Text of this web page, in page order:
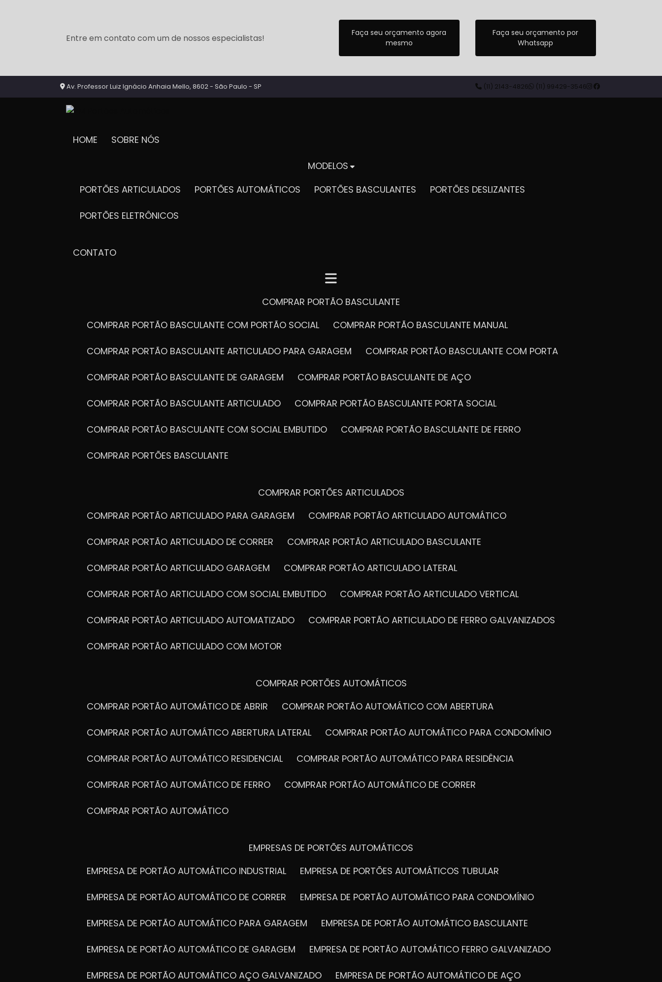
Entre em contato com um de nossos especialistas!
Faça seu orçamento agora
mesmo
Faça seu orçamento por
Whatsapp
Av. Professor Luiz Ignácio Anhaia Mello, 8602 - São Paulo - SP (11) 2143-4826 (11) 99429-3546
HOME SOBRE NÓS
MODELOS
PORTÕES ARTICULADOS
PORTÕES AUTOMÁTICOS PORTÕES BASCULANTES PORTÕES DESLIZANTES
PORTÕES ELETRÔNICOS
CONTATO
COMPRAR PORTÃO BASCULANTE
COMPRAR PORTÃO BASCULANTE COM PORTÃO SOCIAL
COMPRAR PORTÃO BASCULANTE MANUAL
COMPRAR PORTÃO BASCULANTE ARTICULADO PARA GARAGEM COMPRAR PORTÃO BASCULANTE COM PORTA
COMPRAR PORTÃO BASCULANTE DE GARAGEM COMPRAR PORTÃO BASCULANTE DE AÇO
COMPRAR PORTÃO BASCULANTE ARTICULADO COMPRAR PORTÃO BASCULANTE PORTA SOCIAL
COMPRAR PORTÃO BASCULANTE COM SOCIAL EMBUTIDO COMPRAR PORTÃO BASCULANTE DE FERRO
COMPRAR PORTÕES BASCULANTE
COMPRAR PORTÕES ARTICULADOS
COMPRAR PORTÃO ARTICULADO PARA GARAGEM
COMPRAR PORTÃO ARTICULADO AUTOMÁTICO
COMPRAR PORTÃO ARTICULADO DE CORRER COMPRAR PORTÃO ARTICULADO BASCULANTE
COMPRAR PORTÃO ARTICULADO GARAGEM COMPRAR PORTÃO ARTICULADO LATERAL
COMPRAR PORTÃO ARTICULADO COM SOCIAL EMBUTIDO COMPRAR PORTÃO ARTICULADO VERTICAL
COMPRAR PORTÃO ARTICULADO AUTOMATIZADO COMPRAR PORTÃO ARTICULADO DE FERRO GALVANIZADOS
COMPRAR PORTÃO ARTICULADO COM MOTOR
COMPRAR PORTÕES AUTOMÁTICOS
COMPRAR PORTÃO AUTOMÁTICO DE ABRIR
COMPRAR PORTÃO AUTOMÁTICO COM ABERTURA
COMPRAR PORTÃO AUTOMÁTICO ABERTURA LATERAL COMPRAR PORTÃO AUTOMÁTICO PARA CONDOMÍNIO
COMPRAR PORTÃO AUTOMÁTICO RESIDENCIAL COMPRAR PORTÃO AUTOMÁTICO PARA RESIDÊNCIA
COMPRAR PORTÃO AUTOMÁTICO DE FERRO COMPRAR PORTÃO AUTOMÁTICO DE CORRER
COMPRAR PORTÃO AUTOMÁTICO
EMPRESAS DE PORTÕES AUTOMÁTICOS
EMPRESA DE PORTÃO AUTOMÁTICO INDUSTRIAL
EMPRESA DE PORTÕES AUTOMÁTICOS TUBULAR
EMPRESA DE PORTÃO AUTOMÁTICO DE CORRER EMPRESA DE PORTÃO AUTOMÁTICO PARA CONDOMÍNIO
EMPRESA DE PORTÃO AUTOMÁTICO PARA GARAGEM EMPRESA DE PORTÃO AUTOMÁTICO BASCULANTE
EMPRESA DE PORTÃO AUTOMÁTICO DE GARAGEM EMPRESA DE PORTÃO AUTOMÁTICO FERRO GALVANIZADO
EMPRESA DE PORTÃO AUTOMÁTICO AÇO GALVANIZADO EMPRESA DE PORTÃO AUTOMÁTICO DE AÇO